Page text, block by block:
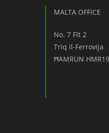
MALTA OFFICE
No. 7 Flt 2
Triq il-Ferrovija
ĦAMRUN